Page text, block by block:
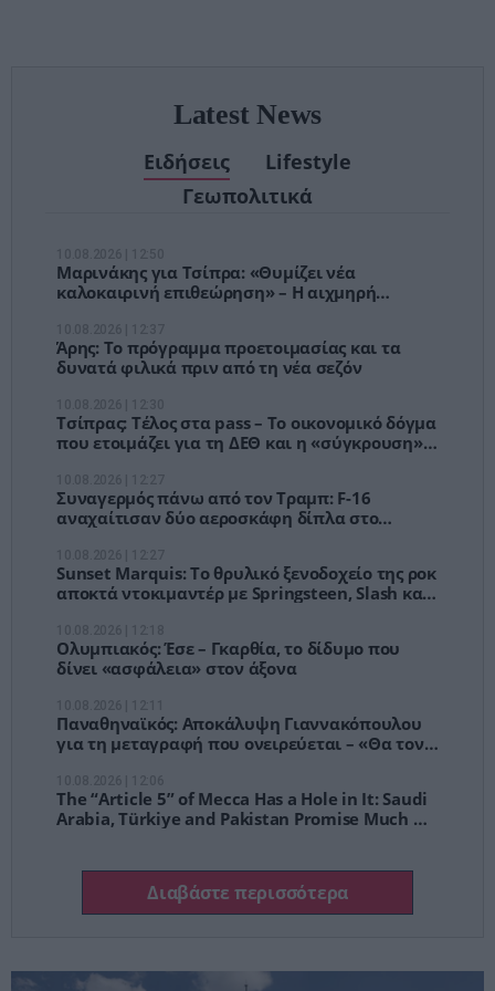
Latest News
Ειδήσεις
Lifestyle
Γεωπολιτικά
Μαρινάκης για Τσίπρα: «Θυμίζει νέα
καλοκαιρινή επιθεώρηση» – Η αιχμηρή
Άρης: Το πρόγραμμα προετοιμασίας και τα
δυνατά φιλικά πριν από τη νέα σεζόν
Τσίπρας: Τέλος στα pass – Το οικονομικό δόγμα
που ετοιμάζει για τη ΔΕΘ και η «σύγκρουση»
Συναγερμός πάνω από τον Τραμπ: F-16
αναχαίτισαν δύο αεροσκάφη δίπλα στο
Sunset Marquis: Το θρυλικό ξενοδοχείο της ροκ
αποκτά ντοκιμαντέρ με Springsteen, Slash και
Ολυμπιακός: Έσε – Γκαρθία, το δίδυμο που
δίνει «ασφάλεια» στον άξονα
Παναθηναϊκός: Αποκάλυψη Γιαννακόπουλου
για τη μεταγραφή που ονειρεύεται – «Θα τον
The “Article 5” of Mecca Has a Hole in It: Saudi
Arabia, Türkiye and Pakistan Promise Much —
Διαβάστε περισσότερα